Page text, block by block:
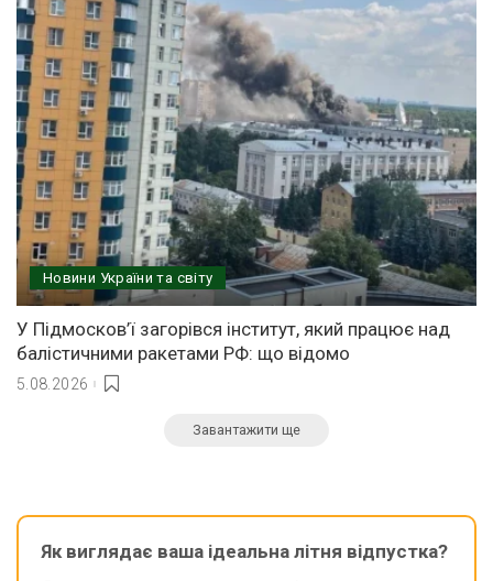
Новини України та світу
У Підмосков’ї загорівся інститут, який працює над
балістичними ракетами РФ: що відомо
5.08.2026
Завантажити ще
Як виглядає ваша ідеальна літня відпустка?